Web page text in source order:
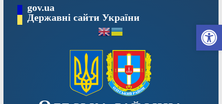
Перейтиgov.ua
Державні сайти України